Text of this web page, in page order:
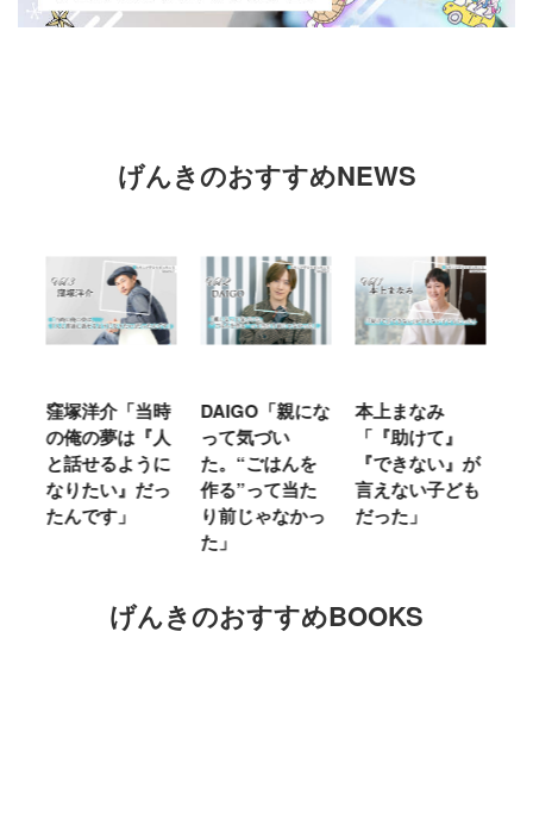
げんきのおすすめNEWS
窪塚洋介「当時
の俺の夢は『人
と話せるように
なりたい』だっ
たんです」
DAIGO「親にな
って気づい
た。“ごはんを
作る”って当た
り前じゃなかっ
た」
本上まなみ
「『助けて』
『できない』が
言えない子ども
だった」
げんきのおすすめBOOKS